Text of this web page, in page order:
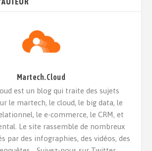
Martech.Cloud
est un blog qui traite des sujets
le martech, le cloud, le big data, le
le e-commerce, le CRM, et
Le site rassemble de nombreux
par des infographies, des vidéos, des